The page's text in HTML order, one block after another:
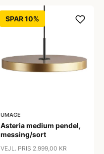
SPAR 10%
UMAGE
Asteria medium pendel,
messing/sort
VEJL. PRIS 2.999,00 KR